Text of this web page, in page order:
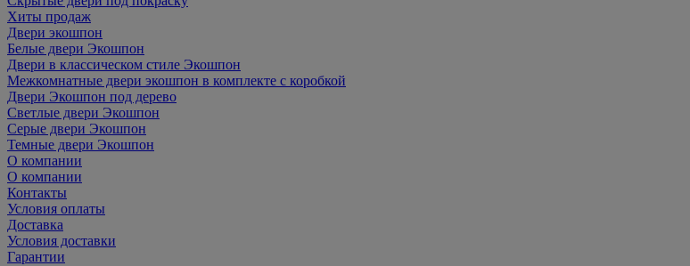
Хиты продаж
Двери экошпон
Белые двери Экошпон
Двери в классическом стиле Экошпон
Межкомнатные двери экошпон в комплекте с коробкой
Двери Экошпон под дерево
Светлые двери Экошпон
Серые двери Экошпон
Темные двери Экошпон
О компании
О компании
Контакты
Условия оплаты
Доставка
Условия доставки
Гарантии